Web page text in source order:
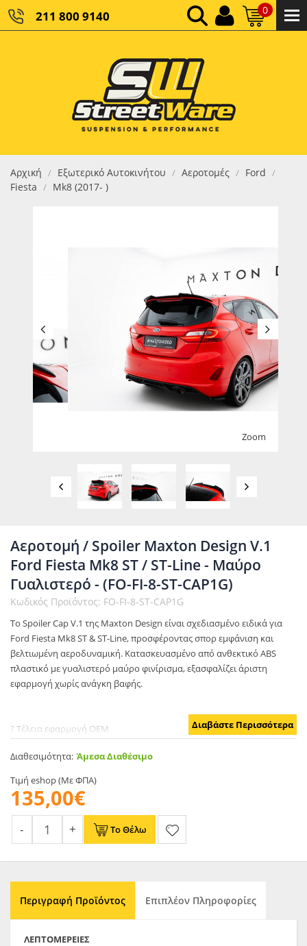
211 800 9140 0
ΚΑΘΑΡΌ ΣΎΝΟΛΟ:
ΤΕΛΙΚΌ ΣΎΝΟΛΟ:0,00 €
Αρχική / Εξωτερικό Αυτοκινήτου / Αεροτομές / Ford /
Fiesta / Mk8 (2017- )
Zoom
Αεροτομή / Spoiler Maxton Design V.1
Ford Fiesta Mk8 ST / ST-Line - Μαύρο
Γυαλιστερό - (FO-FI-8-ST-CAP1G)
Κωδικός Προϊόντος: FO-FI-8-ST-CAP1G
Το Spoiler Cap V.1 της Maxton Design είναι σχεδιασμένο ειδικά για
Ford Fiesta Mk8 ST & ST-Line, προσφέροντας σπορ εμφάνιση και
βελτιωμένη αεροδυναμική. Κατασκευασμένο από ανθεκτικό ABS
πλαστικό με γυαλιστερό μαύρο φινίρισμα, εξασφαλίζει άριστη
εφαρμογή χωρίς ανάγκη βαφής.
? Τέλεια εφαρμογή OEM
? Υλικό ABS υψηλής ποιότητας
? TUV πιστοποίηση
? Εύκολη τοποθέτηση με 3M ταινία
Ιδανική επιλογή για αναβάθμιση της πίσω όψης του Fiesta Mk8.
Διαβάστε Περισσότερα
Διαθεσιμότητα: Άμεσα Διαθέσιμο
Τιμή eshop (Με ΦΠΑ)
135,00€
Το Θέλω
Περιγραφή Προϊόντος Επιπλέον Πληροφορίες
ΛΕΠΤΟΜΈΡΕΙΕΣ